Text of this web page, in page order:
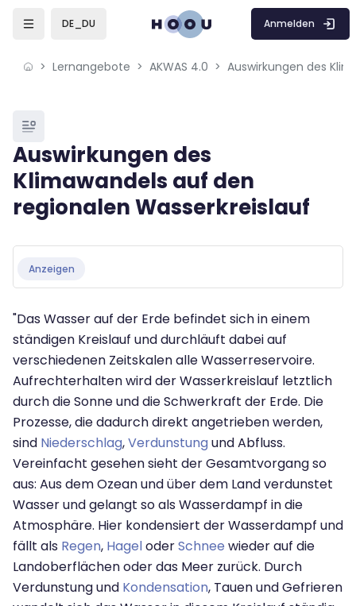
Skip to sidebar navigation menu
Skip to mobile navigation menu
DE_DU Anmelden
Lernangebote AKWAS 4.0
Blöcke
Auswirkungen des
Klimawandels auf den
regionalen Wasserkreislauf
Anzeigen
"Das Wasser auf der Erde befindet sich in einem
ständigen Kreislauf und durchläuft dabei auf
verschiedenen Zeitskalen alle Wasserreservoire.
Aufrechterhalten wird der Wasserkreislauf letztlich
durch die Sonne und die Schwerkraft der Erde. Die
Prozesse, die dadurch direkt angetrieben werden,
sind Niederschlag,Verdunstungund Abfluss.
Vereinfacht gesehen sieht der Gesamtvorgang so
aus: Aus dem Ozean und über dem Land verdunstet
Wasser und gelangt so als Wasserdampf in die
Atmosphäre. Hier kondensiert der Wasserdampf und
fällt als Regen, HageloderSchnee wieder auf die
Landoberflächen oder das Meer zurück. Durch
Verdunstung und Kondensation, Tauen und Gefrieren